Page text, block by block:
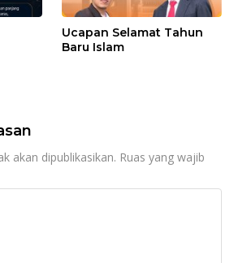
Ucapan Selamat Tahun
Baru Islam
akan dipublikasikan. Ruas yang wajib